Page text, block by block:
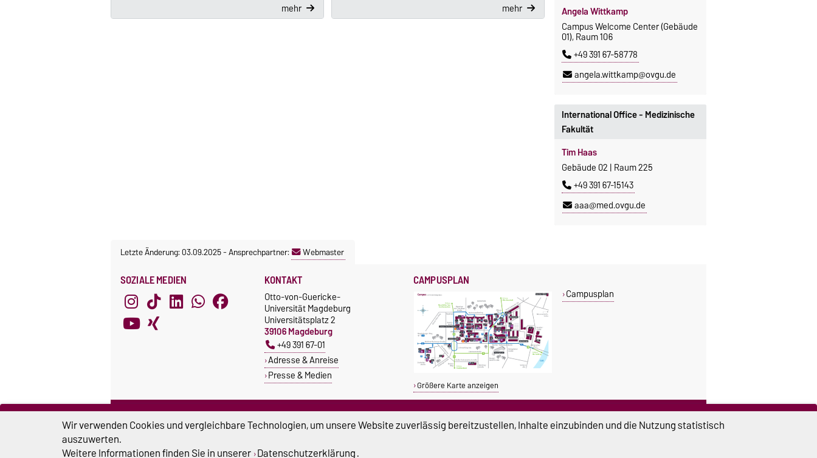
mehr
mehr
Angela Wittkamp
Campus Welcome Center (Gebäude
01), Raum 106
+49 391 67-58778
angela.wittkamp@ovgu.de
International Office - Medizinische
Fakultät
Tim Haas
Gebäude 02 | Raum 225
+49 391 67-15143
aaa@med.ovgu.de
Letzte Änderung: 03.09.2025-Ansprechpartner: Webmaster
SOZIALE MEDIEN KONTAKT
Otto-von-Guericke-
Universität Magdeburg
Universitätsplatz 2
39106 Magdeburg
+49 391 67-01
Adresse & Anreise
Presse & Medien
CAMPUSPLAN
Größere Karte anzeigen
Campusplan
ZERTIFIKATE
Familie in der Hochschule
Systemakkreditierung
STUDIUM & CAMPUS
Stipendien
Studentenwerk
SERVICE
Beratung und Unterstützung
DIESE SEITE
Wir verwenden Cookies und vergleichbare Technologien, um unsere Website zuverlässig bereitzustellen, Inhalte einzubinden und die Nutzung statistisch
auszuwerten.
Weitere Informationen finden Sie in unserer Datenschutzerklärung.